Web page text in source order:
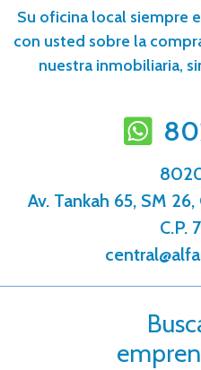
Su oficina local siempre
con usted sobre la
nuestra inmobiliaria,
Av. Tankah 65, SM
C.P.